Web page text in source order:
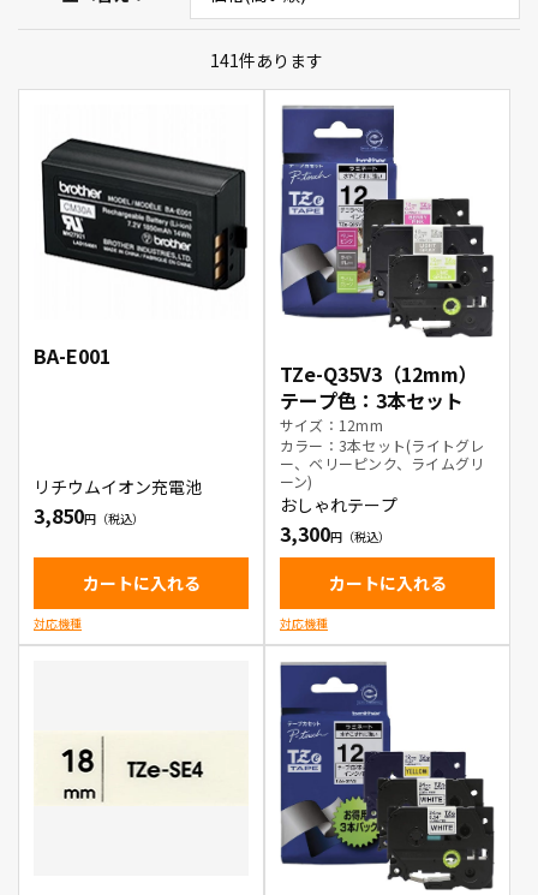
141件あります
BA-E001
リチウムイオン充電池
3,850
カートに入れる
対応機種
TZe-Q35V3（12mm）
テープ色：3本セット
サイズ：12mm
カラー：3本セット(ライトグレ
ー、ベリーピンク、ライムグリ
ーン)
おしゃれテープ
3,300
カートに入れる
対応機種